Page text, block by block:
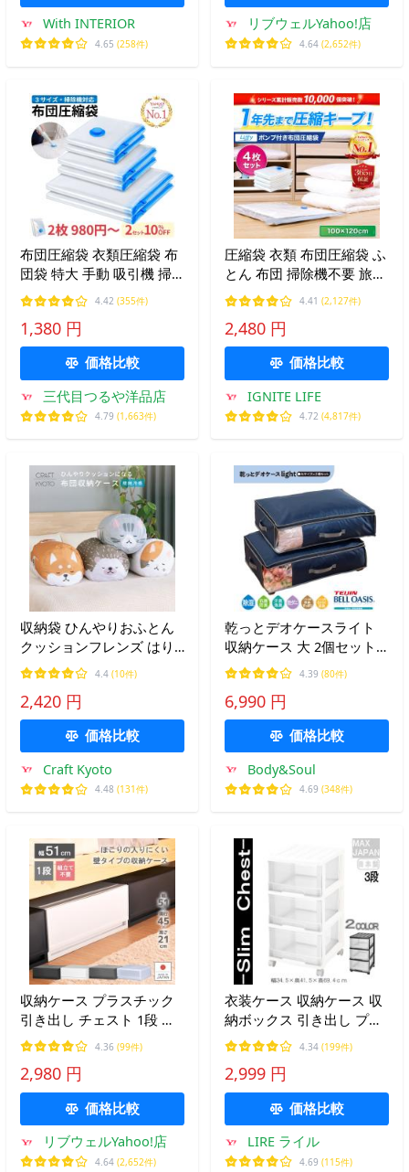
With INTERIOR
4.65 (258件)
リブウェルYahoo!店
4.64 (2,652件)
布団圧縮袋 衣類圧縮袋 布
団袋 特大 手動 吸引機 掃
除機 布団収納 旅行用 ふと
ん 掃除機不要 収納袋 手巻
き 爆買
4.42 (355件)
1,380 円
価格比較
三代目つるや洋品店
4.79 (1,663件)
圧縮袋 衣類 布団圧縮袋 ふ
とん 布団 掃除機不要 旅行
用 圧縮袋セット 圧縮ボッ
クス 防ダニ 服 コンパクト
収納 クローゼット スッキ
リ収納 衣替 押入 即納
4.41 (2,127件)
2,480 円
価格比較
IGNITE LIFE
4.72 (4,817件)
収納袋 ひんやりおふとん
クッションフレンズ はり
ねずみ みけねこ しばいぬ
さばとら 布団収納 接触冷
感 冷感 クール ひんやり
グッズ シングル 掛け布団
4.4 (10件)
2,420 円
価格比較
Craft Kyoto
4.48 (131件)
乾っとデオケースライト
収納ケース 大 2個セット
ベルオアシス 収納パック
テイジン 帝人 TEIJIN 衣類
収納 布団収納 除湿 爆買
4.39 (80件)
6,990 円
価格比較
Body&Soul
4.69 (348件)
収納ケース プラスチック
引き出し チェスト 1段 幅
51cm 奥行45cm 高さ
20.5cm 衣替え プラストベ
ーシックFR5101
4.36 (99件)
2,980 円
価格比較
リブウェルYahoo!店
4.64 (2,652件)
衣装ケース 収納ケース 収
納ボックス 引き出し プラ
スチック 押入れ収納 スリ
ム チェスト 深型 3段 おし
ゃれ ホワイト/クリア キャ
スター付 組立式 日本製 爆
4.34 (199件)
2,999 円
価格比較
LIRE ライル
4.69 (115件)